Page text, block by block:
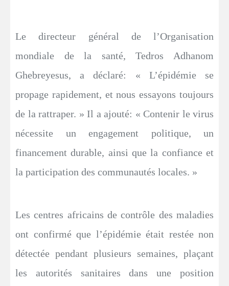
Le directeur général de l’Organisation
mondiale de la santé, Tedros Adhanom
Ghebreyesus, a déclaré: « L’épidémie se
propage rapidement, et nous essayons toujours
de la rattraper. » Il a ajouté: « Contenir le virus
nécessite un engagement politique, un
financement durable, ainsi que la confiance et
la participation des communautés locales. »
Les centres africains de contrôle des maladies
ont confirmé que l’épidémie était restée non
détectée pendant plusieurs semaines, plaçant
les autorités sanitaires dans une position